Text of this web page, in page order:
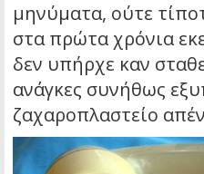
μηνύματα, ούτε
στα πρώτα χρόνια
δεν υπήρχε καν
ανάγκες συνήθως
ζαχαροπλαστείο